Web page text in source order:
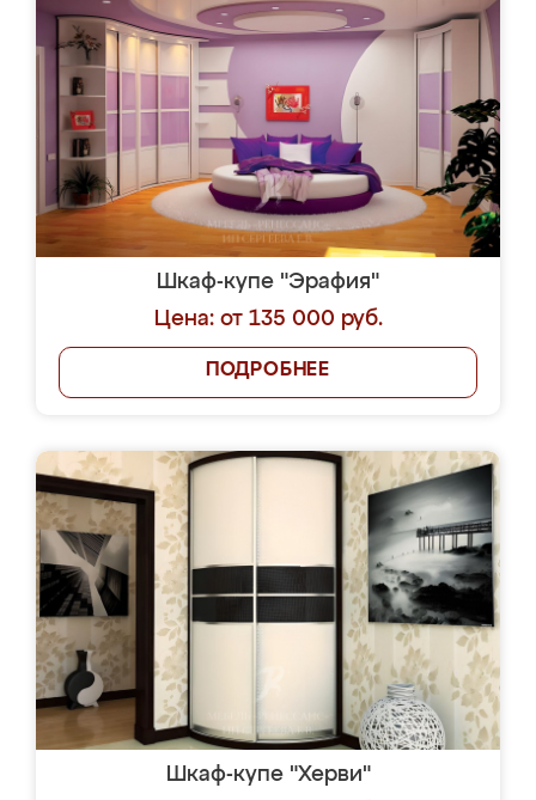
Шкаф-купе "Эрафия"
Цена: от 135 000 руб.
ПОДРОБНЕЕ
Шкаф-купе "Херви"